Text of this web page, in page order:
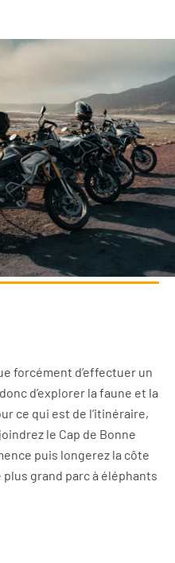
forcément d’effectuer un
d’explorer la faune et la
ce qui est de l’itinéraire,
le Cap de Bonne
puis longerez la côte
plus grand parc à éléphants